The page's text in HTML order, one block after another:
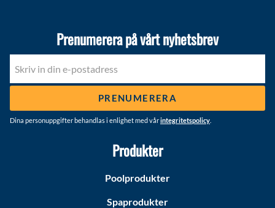
Prenumerera på vårt nyhetsbrev
PRENUMERERA
Dina personuppgifter behandlas i enlighet med vårintegritetspolicy
Produkter
Poolprodukter
Spaprodukter